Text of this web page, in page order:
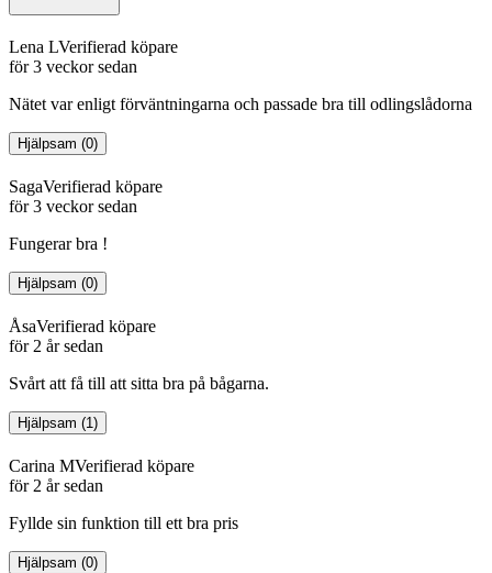
Lena LVerifierad köpare
för 3 veckor sedan
Nätet var enligt förväntningarna och passade bra till odlingslådorna
Hjälpsam (0)
SagaVerifierad köpare
för 3 veckor sedan
Fungerar bra !
Hjälpsam (0)
ÅsaVerifierad köpare
för 2 år sedan
Svårt att få till att sitta bra på bågarna.
Hjälpsam (1)
Carina MVerifierad köpare
för 2 år sedan
Fyllde sin funktion till ett bra pris
Hjälpsam (0)